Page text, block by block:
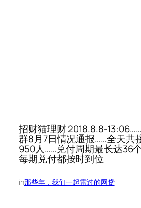
招财猫理财 2018.8.8-
群8月7日情况通报……全天共
950人……兑付周期最长达36
每期兑付都按时到位
in那些年，我们一起雷过的网贷